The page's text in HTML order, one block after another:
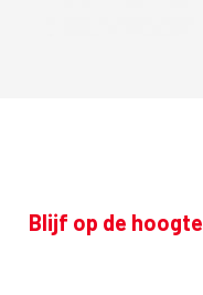
Blijf op de hoogte